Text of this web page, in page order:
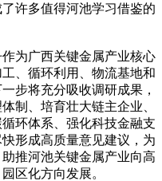
许多值得河池学习借鉴的
为广西关键金属产业核心
、循环利用、物流基地和
步将充分吸收调研成果，
制、培育壮大链主企业、
环体系、强化科技金融支
形成高质量意见建议，为
推河池关键金属产业向高
区化方向发展。